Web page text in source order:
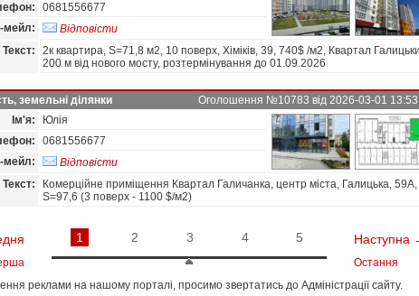
0681556677
мейл:
Відповісти
Текст:
2к квартира, S=71,8 м2, 10 поверх, Хіміків, 39, 740$ /м2, Квартал
200 м від нового мосту, розтермінування до 01.09.2026
земельні ділянки
Оголошення №10783 від 2026-03-01
Ім'я:
Юлія
0681556677
мейл:
Відповісти
Текст:
Комерційне приміщення Квартал Галичанка, центр міста, Галицька, 59А,
S=97,6 (3 поверх - 1100 $/м2)
1 2 3 4 5 Наступна
Остання
реклами на нашому порталі, просимо звертатись до Адміністрації сайту.